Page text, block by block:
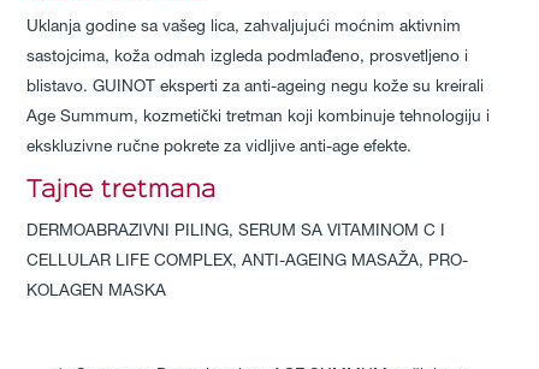
Uklanja godine sa vašeg lica, zahvaljujući moćnim aktivnim
sastojcima, koža odmah izgleda podmlađeno, prosvetljeno i
blistavo. GUINOT eksperti za anti-ageing negu kože su kreirali
Age Summum, kozmetički tretman koji kombinuje tehnologiju i
ekskluzivne ručne pokrete za vidljive anti-age efekte.
Tajne tretmana
DERMOABRAZIVNI PILING, SERUM SA VITAMINOM C I
CELLULAR LIFE COMPLEX, ANTI-AGEING MASAŽA, PRO-
KOLAGEN MASKA